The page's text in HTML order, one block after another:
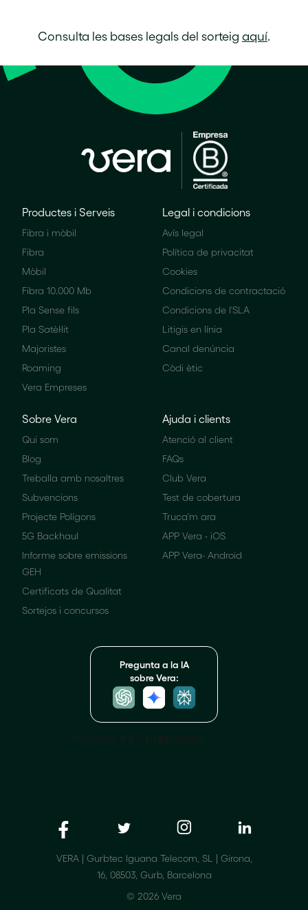
Consulta les bases legals del sorteig aquí.
Productes i Serveis
Fibra i mòbil
Fibra
Mòbil
Fibra 10.000 Mb
Pla Sense fils
Pla Satèl·lit
Majoristes
Roaming
Vera Empreses
Legal i condicions
Avís legal
Política de privacitat
Cookies
Condicions de contractació
Condicions de l'SLA
Litigis en línia
Canal denúncia
Còdi ètic
Sobre Vera
Qui som
Blog
Treballa amb nosaltres
Subvencions
Projecte Polígons
5G Backhaul
Informe sobre emissions
GEH
Certificats de Qualitat
Sortejos i concursos
Ajuda i clients
Atenció al client
FAQs
Club Vera
Test de cobertura
Truca'm ara
APP Vera - iOS
APP Vera- Android
Pregunta a la IA
sobre Vera:
VERA | Gurbtec Iguana Telecom, SL | Girona,
16, 08503, Gurb, Barcelona
© 2026 Vera